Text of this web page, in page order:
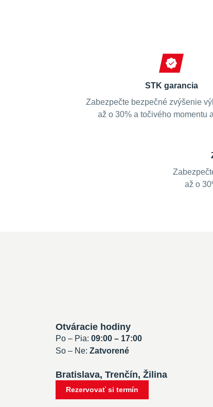
STK garancia
Zabezpečte bezpečné zvýšenie
až o 30% a točivého momentu
až o
Otváracie hodiny
Po – Pia: 09:00 – 17:00
So – Ne: Zatvorené
Bratislava, Trenčín, Žilina
Rezervovať si termín